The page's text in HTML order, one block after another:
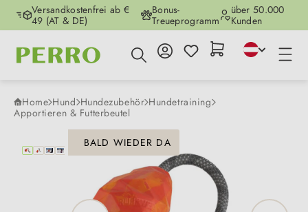
Zum Hauptinhalt springen
Versandkostenfrei ab €
49 (AT & DE)
Bonus-
Treueprogramm
über 50.000
Kunden
Home Hund Hundezubehör Hundetraining
Apportieren & Futterbeutel
Bildergalerie überspringen
BALD WIEDER DA